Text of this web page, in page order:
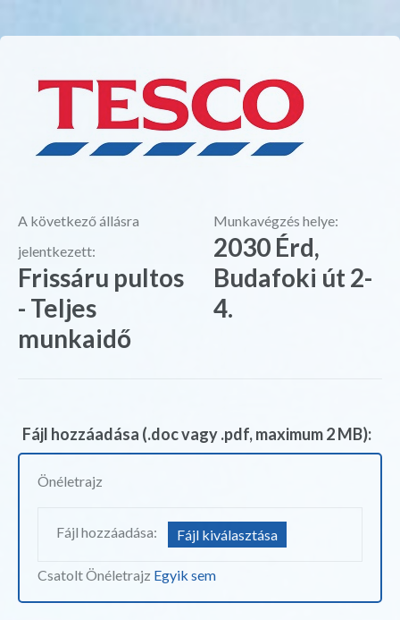
A következő állásra
jelentkezett:
Frissáru pultos
- Teljes
munkaidő
Munkavégzés helye:
2030 Érd,
Budafoki út 2-
4.
Fájl hozzáadása (.doc vagy .pdf, maximum 2 MB):
Önéletrajz
Fájl hozzáadása: Fájl kiválasztása
Csatolt Önéletrajz Egyik sem